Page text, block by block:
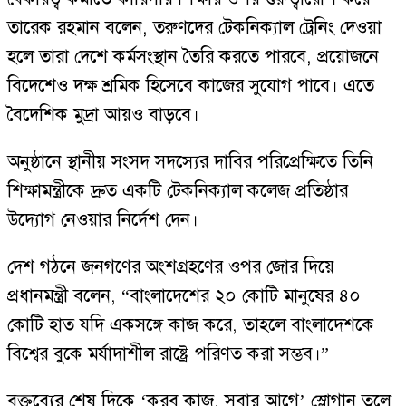
তারেক রহমান বলেন, তরুণদের টেকনিক্যাল ট্রেনিং দেওয়া
হলে তারা দেশে কর্মসংস্থান তৈরি করতে পারবে, প্রয়োজনে
বিদেশেও দক্ষ শ্রমিক হিসেবে কাজের সুযোগ পাবে। এতে
বৈদেশিক মুদ্রা আয়ও বাড়বে।
অনুষ্ঠানে স্থানীয় সংসদ সদস্যের দাবির পরিপ্রেক্ষিতে তিনি
শিক্ষামন্ত্রীকে দ্রুত একটি টেকনিক্যাল কলেজ প্রতিষ্ঠার
উদ্যোগ নেওয়ার নির্দেশ দেন।
দেশ গঠনে জনগণের অংশগ্রহণের ওপর জোর দিয়ে
প্রধানমন্ত্রী বলেন, “বাংলাদেশের ২০ কোটি মানুষের ৪০
কোটি হাত যদি একসঙ্গে কাজ করে, তাহলে বাংলাদেশকে
বিশ্বের বুকে মর্যাদাশীল রাষ্ট্রে পরিণত করা সম্ভব।”
বক্তব্যের শেষ দিকে ‘করব কাজ, সবার আগে’ স্লোগান তুলে